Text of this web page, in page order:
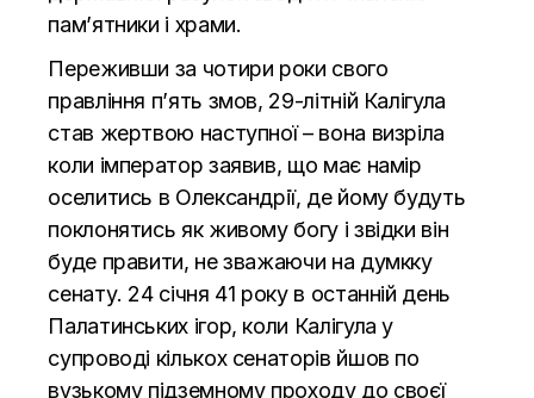
пам’ятники і храми.
Переживши за чотири роки свого
правління п’ять змов, 29-літній Калігула
став жертвою наступної – вона визріла
коли імператор заявив, що має намір
оселитись в Олександрії, де йому будуть
поклонятись як живому богу і звідки він
буде правити, не зважаючи на думкку
сенату. 24 січня 41 року в останній день
Палатинських ігор, коли Калігула у
супроводі кількох сенаторів йшов по
вузькому підземному проходу до своєї